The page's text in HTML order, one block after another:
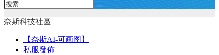
奈斯科技社區
【奈斯AI-可画图】
私服發佈